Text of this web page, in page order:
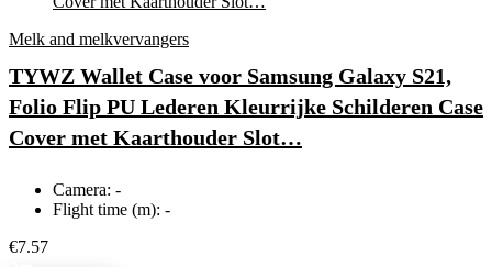
Melk and melkvervangers
TYWZ Wallet Case voor Samsung Galaxy S21,
Folio Flip PU Lederen Kleurrijke Schilderen Case
Cover met Kaarthouder Slot…
Camera: -
Flight time (m): -
€7.57